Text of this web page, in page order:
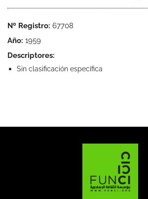
Nº Registro: 67708
Año: 1959
Descriptores:
Sin clasificación específica